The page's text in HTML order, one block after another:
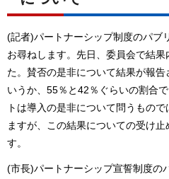
(記者)パートナーシップ制度のパブ
お尋ねします。先日、委員会で結
た。賛否の是非について結果が報
いうか、55％と42％ぐらいの割合
トは導入の是非について問うもの
ますが、この結果についての受け
す。
(市長)パートナーシップ宣誓制度の